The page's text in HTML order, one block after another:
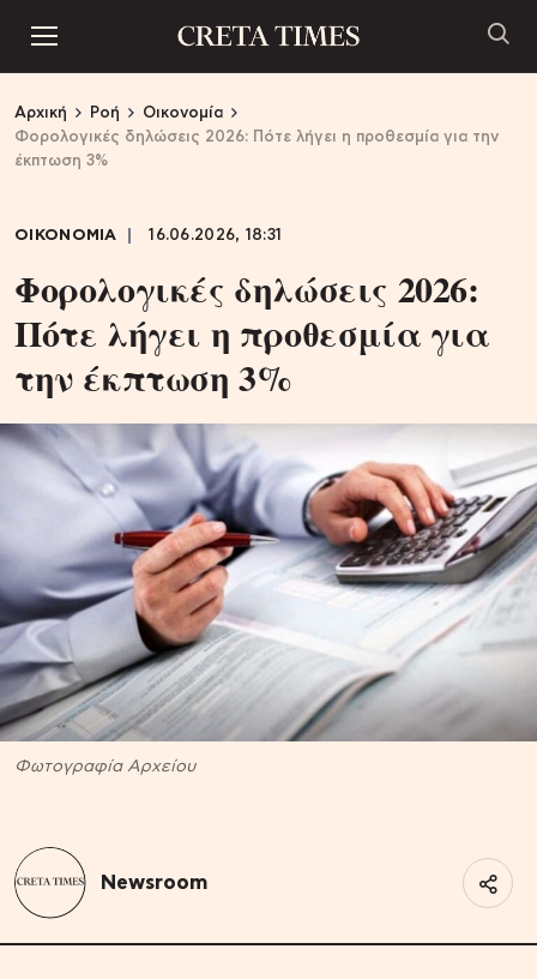
Αρχική Ροή
Οικονομία
Φορολογικές δηλώσεις 2026: Πότε λήγει η προθεσμία για την
έκπτωση 3%
ΟΙΚΟΝΟΜΙΑ 16.06.2026, 18:31
Φορολογικές δηλώσεις 2026:
Πότε λήγει η προθεσμία για
την έκπτωση 3%
Φωτογραφία Αρχείου
Newsroom